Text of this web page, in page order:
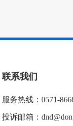
联系我们
服务热线：0571-
投诉邮箱：